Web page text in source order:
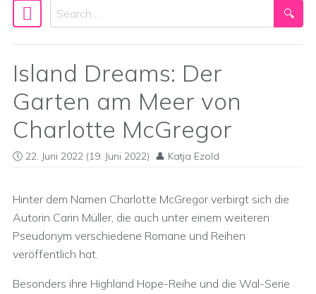
Main Navigation
Search
Island Dreams: Der
Garten am Meer von
Charlotte McGregor
22. Juni 2022 (19. Juni 2022) Katja Ezold
Hinter dem Namen Charlotte McGregor verbirgt sich die
Autorin Carin Müller, die auch unter einem weiteren
Pseudonym verschiedene Romane und Reihen
veröffentlich hat.
Besonders ihre Highland Hope-Reihe und die Wal-Serie